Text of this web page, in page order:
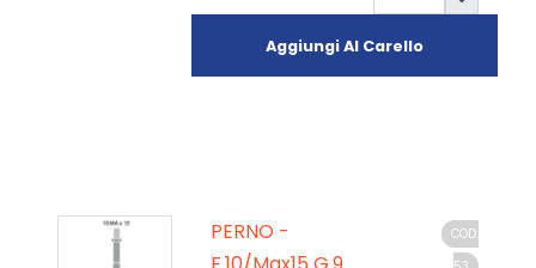
Aggiungi Al Carello
PERNO -
COD.